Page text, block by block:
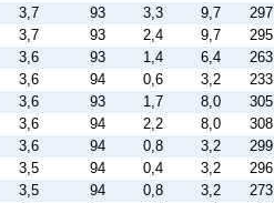
3,7 93 3,3 9,7
297
3,7 93 2,4 9,7
295
3,6 93 1,4 6,4
263
3,6 94 0,6 3,2
233
3,6 93 1,7 8,0
305
3,6 94 2,2 8,0
308
3,6 94 0,8 3,2
299
3,5 94 0,4 3,2
296
3,5 94 0,8 3,2
273